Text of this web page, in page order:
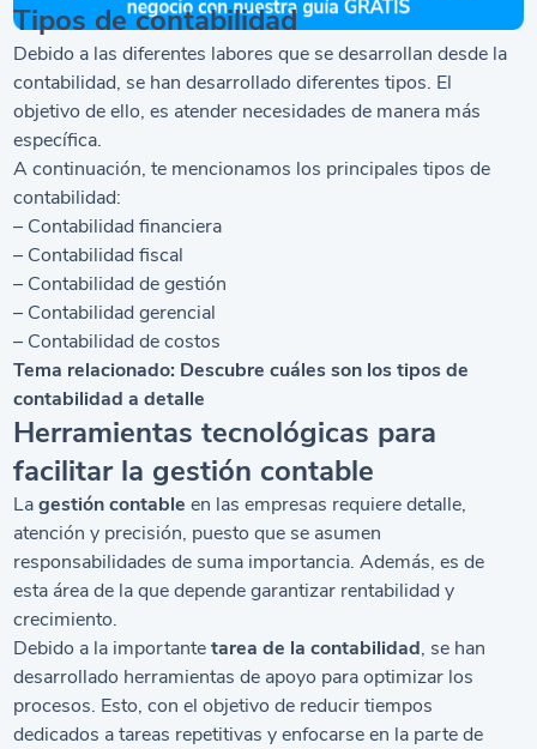
Tipos de contabilidad
Debido a las diferentes labores que se desarrollan desde la
contabilidad, se han desarrollado diferentes tipos. El
objetivo de ello, es atender necesidades de manera más
específica.
A continuación, te mencionamos los principales tipos de
contabilidad:
– Contabilidad financiera
– Contabilidad fiscal
– Contabilidad de gestión
– Contabilidad gerencial
– Contabilidad de costos
Tema relacionado: Descubre cuáles son los tipos de
contabilidad a detalle
Herramientas tecnológicas para
facilitar la gestión contable
Lagestión contable en las empresas requiere detalle,
atención y precisión, puesto que se asumen
responsabilidades de suma importancia. Además, es de
esta área de la que depende garantizar rentabilidad y
crecimiento.
Debido a la importantetarea de la contabilidad, se han
desarrollado herramientas de apoyo para optimizar los
procesos. Esto, con el objetivo de reducir tiempos
dedicados a tareas repetitivas y enfocarse en la parte de